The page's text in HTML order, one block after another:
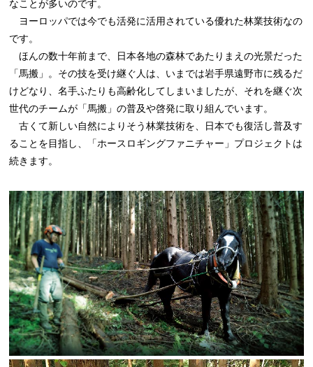
なことが多いのです。
ヨーロッパでは今でも活発に活用されている優れた林業技術なの
です。
ほんの数十年前まで、日本各地の森林であたりまえの光景だった
「馬搬」。その技を受け継ぐ人は、いまでは岩手県遠野市に残るだ
けどなり、名手ふたりも高齢化してしまいましたが、それを継ぐ次
世代のチームが「馬搬」の普及や啓発に取り組んでいます。
古くて新しい自然によりそう林業技術を、日本でも復活し普及す
ることを目指し、「ホースロギングファニチャー」プロジェクトは
続きます。